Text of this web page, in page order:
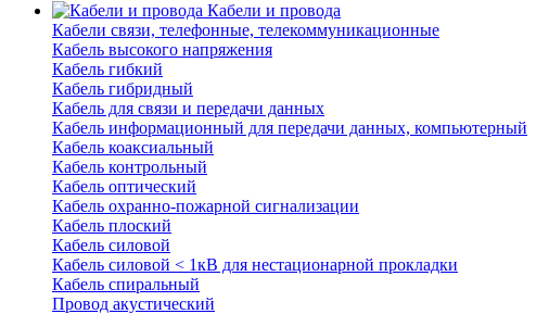
Кабели и провода
Кабели связи, телефонные, телекоммуникационные
Кабель высокого напряжения
Кабель гибкий
Кабель гибридный
Кабель для связи и передачи данных
Кабель информационный для передачи данных, компьютерный
Кабель коаксиальный
Кабель контрольный
Кабель оптический
Кабель охранно-пожарной сигнализации
Кабель плоский
Кабель силовой
Кабель силовой < 1кВ для нестационарной прокладки
Кабель спиральный
Провод акустический